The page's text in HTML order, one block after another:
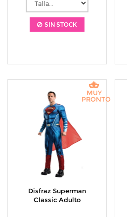
SIN STOCK
Disfraz Superman
Classic Adulto
MUY
PRONTO